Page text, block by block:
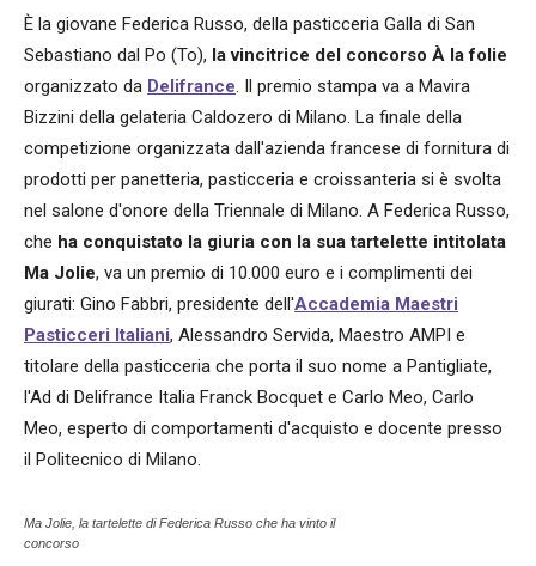
È la giovane Federica Russo, della pasticceria Galla di San
Sebastiano dal Po (To), la vincitrice del concorso À la folie
organizzato da Delifrance. Il premio stampa va a Mavira
Bizzini della gelateria Caldozero di Milano. La finale della
competizione organizzata dall'azienda francese di fornitura di
prodotti per panetteria, pasticceria e croissanteria si è svolta
nel salone d'onore della Triennale di Milano. A Federica Russo,
che ha conquistato la giuria con la sua tartelette intitolata
Ma Jolie, va un premio di 10.000 euro e i complimenti dei
giurati: Gino Fabbri, presidente dell'Accademia Maestri
Pasticceri Italiani, Alessandro Servida, Maestro AMPI e
titolare della pasticceria che porta il suo nome a Pantigliate,
l'Ad di Delifrance Italia Franck Bocquet e Carlo Meo, Carlo
Meo, esperto di comportamenti d'acquisto e docente presso
il Politecnico di Milano.
Ma Jolie, la tartelette di Federica Russo che ha vinto il
concorso